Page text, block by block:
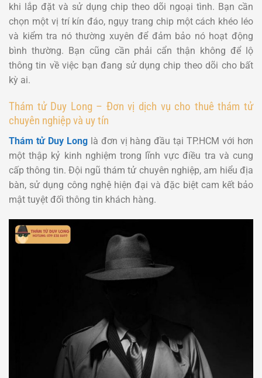
khi lắp đặt và sử dụng chip theo dõi ngoại tình. Bạn cần
chọn một vị trí kín đáo, ngụy trang chip một cách khéo léo
và kiểm tra nó thường xuyên để đảm bảo nó hoạt động
bình thường. Bạn cũng cần phải cẩn thận không để lộ
thông tin về việc bạn đang sử dụng chip theo dõi cho bất
kỳ ai.
Thám tử Duy Long – Đơn vị dịch vụ cho thuê thám tử
chuyên nghiệp và uy tín
Thám tử Duy Longlà đơn vị hàng đầu tại TP.HCM với hơn
một thập kỷ kinh nghiệm trong lĩnh vực điều tra và cung
cấp thông tin. Đội ngũ thám tử chuyên nghiệp, am hiểu địa
bàn, sử dụng công nghệ hiện đại và đặc biệt cam kết bảo
mật tuyệt đối thông tin khách hàng.